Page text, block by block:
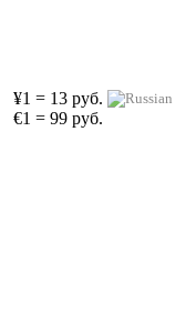
¥1 = 13 руб.
€1 = 99 руб.